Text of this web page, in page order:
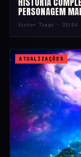
PERSONAGEM
Victor Tiago · 23/04
ATUALIZAÇÕES